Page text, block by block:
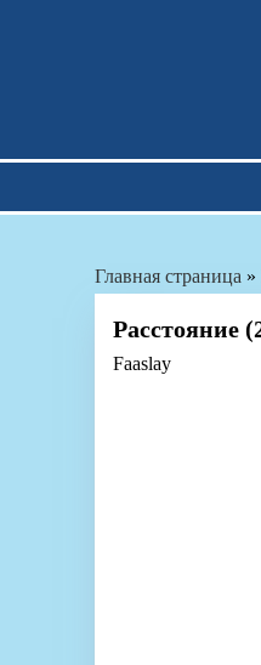
Главная страница »
Расстояние
Faaslay